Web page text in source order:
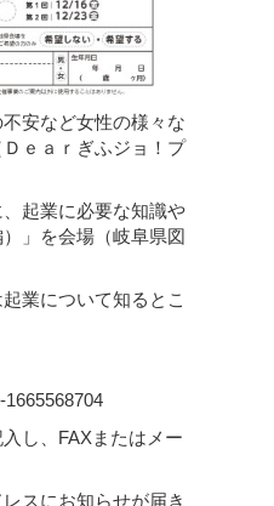
安など女性の様々な
ｅａｒぎふジョ！プ
起業に必要な知識や
」を会場（岐阜県図
業について知るとこ
し、FAXまたはメー
スにお知らせが届き